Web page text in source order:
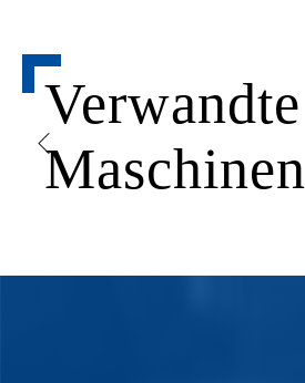
Verwandte
Maschinen